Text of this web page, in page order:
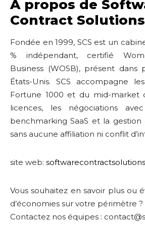
À propos de
Contract Solutions
Fondée en 1999, SCS est un
% indépendant, certifié
Business (WOSB), présent dans
États-Unis. SCS accompagne
Fortune 1000 et du mid-market
licences, les négociations
benchmarking SaaS et la gestion
sans aucune affiliation ni conflit
site web:
Vous souhaitez en savoir plus ou
d’économies sur votre périmètre ?
Contactez nos équipes :